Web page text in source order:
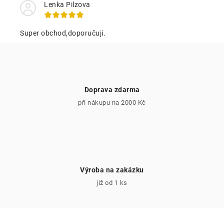
Lenka Pilzova
Super obchod,doporučuji.
Doprava zdarma
při nákupu na 2000 Kč
Výroba na zakázku
již od 1 ks